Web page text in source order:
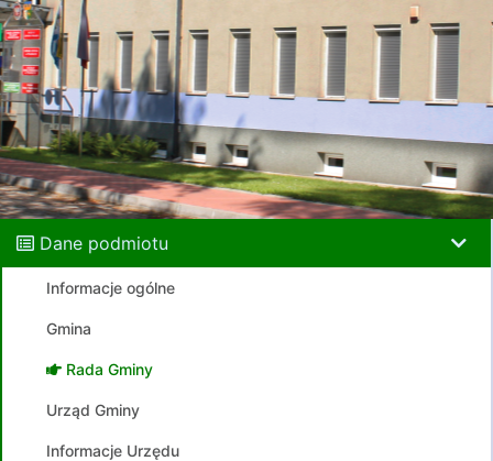
Dane podmiotu
Informacje ogólne
Gmina
Rada Gminy
Urząd Gminy
Informacje Urzędu